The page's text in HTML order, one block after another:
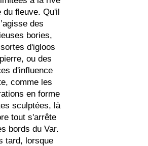
du fleuve. Qu'il
des
bories,
d'igloos
ou des
d'influence
comme les
en forme
sculptées, là
tout s'arrête
bords du Var.
tard, lorsque